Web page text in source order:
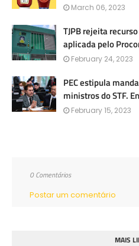
March 06, 2023
TJPB rejeita
aplicada pelo
February 24, 2023
PEC estipula
ministros do STF.
February 15, 2023
0 Comentários
Postar um comentário
MAIS